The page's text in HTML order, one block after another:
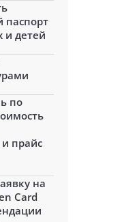
паспорт
и детей
по
прайс
на
Card